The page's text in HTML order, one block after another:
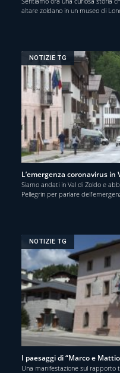
altare zoldano in un museo di
NOTIZIE TG
L’emergenza coronavirus in
Siamo andati in Val di Zoldo e
Pellegrin per parlare
NOTIZIE TG
I paesaggi di “Marco e
Una manifestazione sul rapporto